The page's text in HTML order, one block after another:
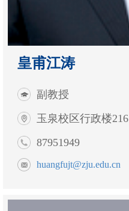
皇甫江涛
副教授
玉泉校区行政楼216
87951949
huangfujt@zju.edu.cn